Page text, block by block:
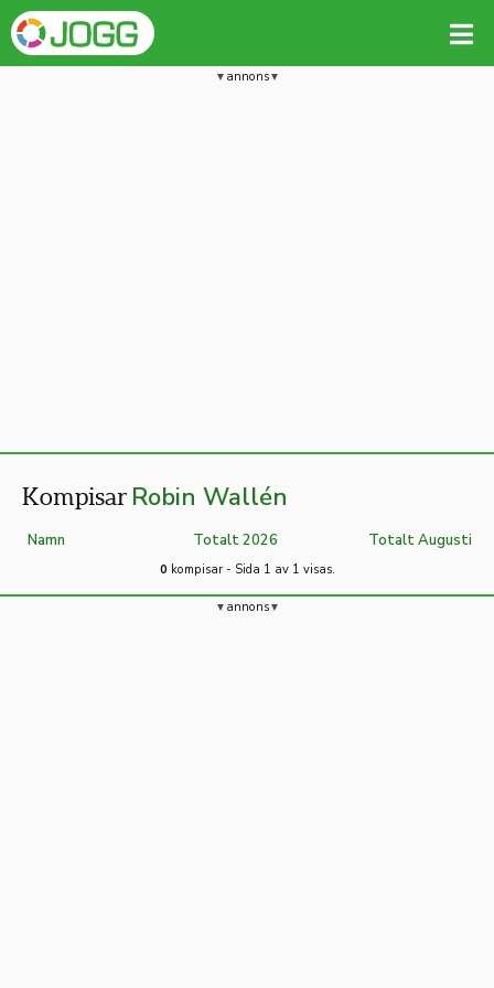
annons
Kompisar Robin Wallén
Namn Totalt 2026 Totalt Augusti
0 kompisar - Sida 1 av 1 visas.
annons